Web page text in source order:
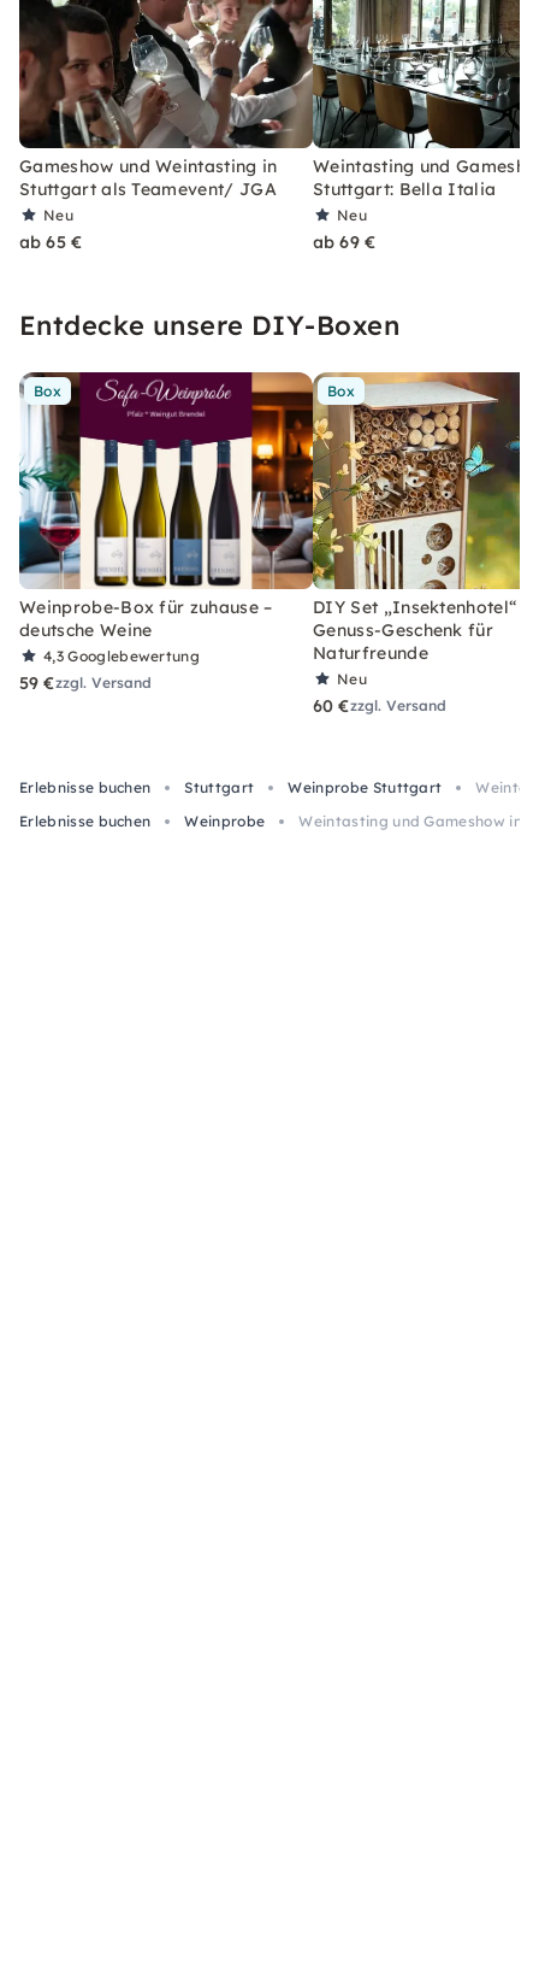
Gameshow und Weintasting in
Stuttgart als Teamevent/ JGA
Neu
ab 65 €
Weintasting und
Stuttgart: Bella Italia
Neu
ab 69 €
Entdecke unsere DIY-Boxen
Box
Weinprobe-Box für zuhause –
deutsche Weine
4,3Googlebewertung
59 €zzgl. Versand
Box
DIY Set „Insektenhotel“ –
Genuss-Geschenk für
Naturfreunde
Neu
60 €zzgl. Versand
Erlebnisse buchen Stuttgart Weinprobe Stuttgart
Erlebnisse buchen
Weinprobe Weintasting und Gameshow in